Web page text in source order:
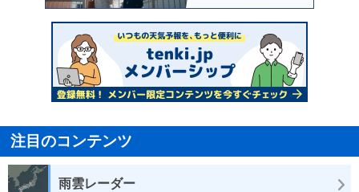
注目のコンテンツ
雨雲レーダー